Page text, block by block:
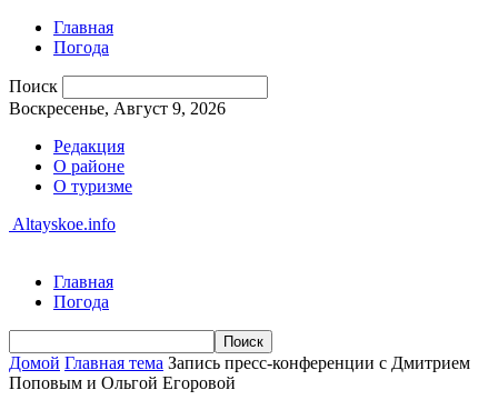
Главная
Погода
Поиск
Воскресенье, Август 9, 2026
Редакция
О районе
О туризме
Altayskoe.info
Главная
Погода
Домой Главная тема Запись пресс-конференции с Дмитрием
Поповым и Ольгой Егоровой